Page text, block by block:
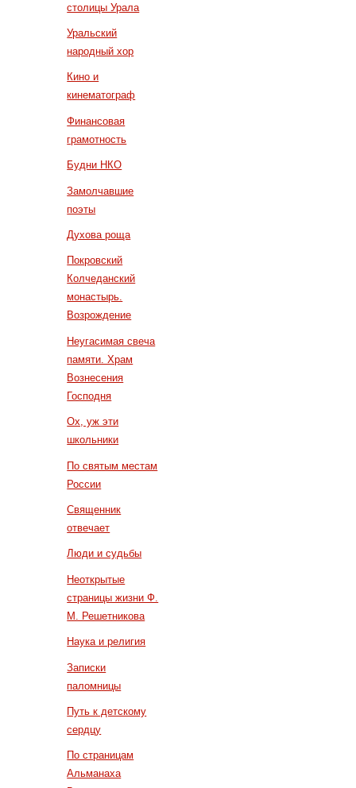
столицы Урала
Уральский
народный хор
Кино и
кинематограф
Финансовая
грамотность
Будни НКО
Замолчавшие
поэты
Духова роща
Покровский
Колчеданский
монастырь.
Возрождение
Неугасимая свеча
памяти. Храм
Вознесения
Господня
Ох, уж эти
школьники
По святым местам
России
Священник
отвечает
Люди и судьбы
Неоткрытые
страницы жизни Ф.
М. Решетникова
Наука и религия
Записки
паломницы
Путь к детскому
сердцу
По страницам
Альманаха